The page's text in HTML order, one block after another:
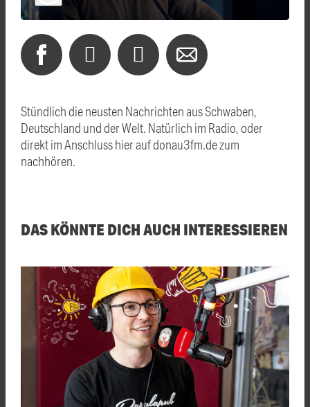
Stündlich die neusten Nachrichten aus Schwaben,
Deutschland und der Welt. Natürlich im Radio, oder
direkt im Anschluss hier auf donau3fm.de zum
nachhören.
DAS KÖNNTE DICH AUCH INTERESSIEREN